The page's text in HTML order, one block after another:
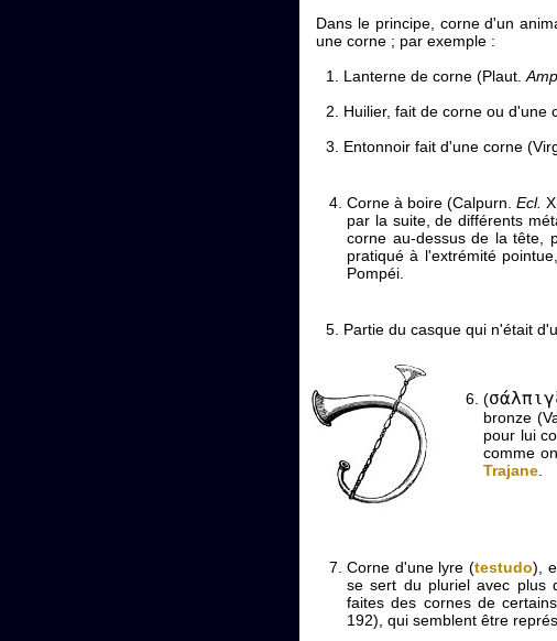
Dans le principe, corne d'un
une corne ; par exemple :
Lanterne de corne (Plaut.
Huilier, fait de corne ou d'une
Entonnoir fait d'une corne
Corne à boire (Calpurn. Ecl.
par la suite, de différents
corne au-dessus de la tête,
pratiqué à l'extrémité
Pompéi.
Partie du casque qui n'était
(
bronze
pour lui
comme
Trajane
Corne d'une lyre (testudo),
se sert du pluriel avec plus
faites des cornes de
192), qui semblent être